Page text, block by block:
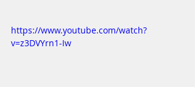
https://www.youtube.com/watch?
v=z3DVYrn1-Iw